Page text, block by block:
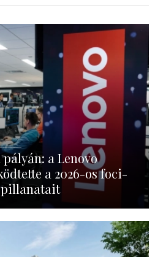
a Lenovo
a 2026-os foci-